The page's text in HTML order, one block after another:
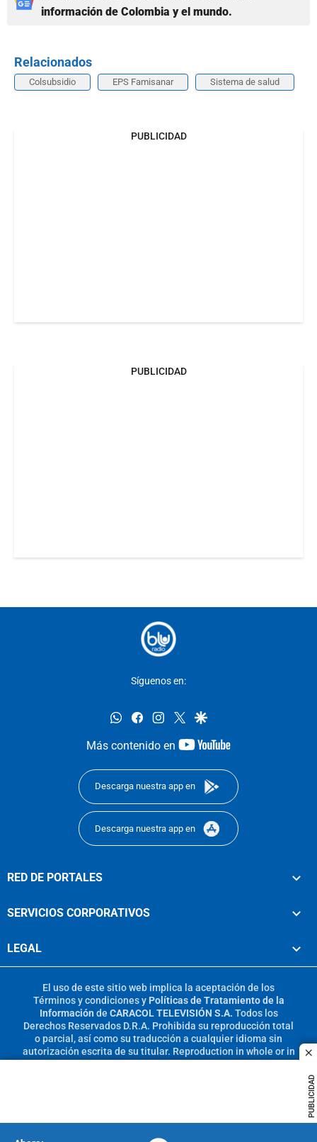
PUBLICIDAD
información de Colombia y el mundo.
Relacionados
Colsubsidio EPS Famisanar Sistema de salud
PUBLICIDAD
PUBLICIDAD
Síguenos en:
whatsappfacebookinstagram
twittergoogle
Más contenido en
youtube-
Descarga nuestra app en
Descarga nuestra app en
RED DE PORTALES
SERVICIOS CORPORATIVOS
LEGAL
El uso de este sitio web implica la aceptación de los
Términos y condicionesy Políticas de Tratamiento de la
Información de CARACOL TELEVISIÓN S.A. Todos los
Derechos Reservados D.R.A. Prohibida su reproducción total
o parcial, así como su traducción a cualquier idioma sin
autorización escrita de su titular. Reproduction in whole or in